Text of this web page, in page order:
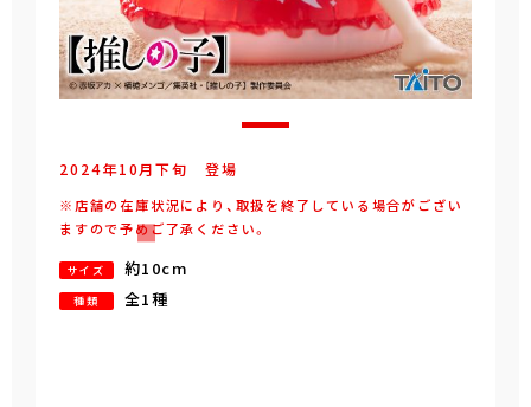
2024年10月下旬 登場
※店舗の在庫状況により、取扱を終了している場合がござい
ますので予めご了承ください。
サイズ 約10cm
種類 全1種